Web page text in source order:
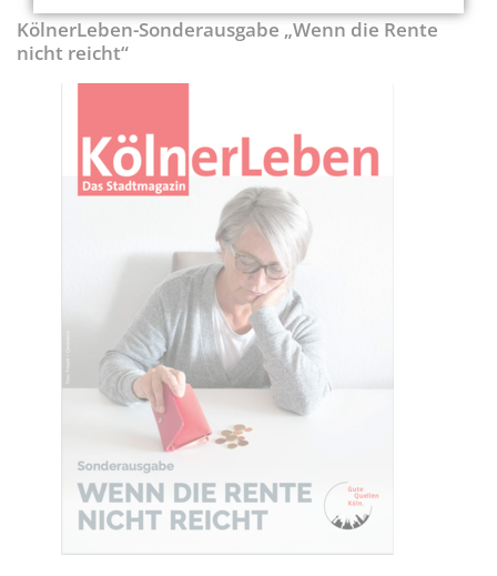
KölnerLeben-Sonderausgabe „Wenn die Rente
nicht reicht“